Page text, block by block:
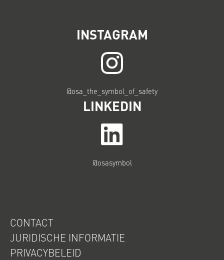
INSTAGRAM
@osa_the_symbol_of_safety
LINKEDIN
@osasymbol
CONTACT
JURIDISCHE INFORMATIE
PRIVACYBELEID